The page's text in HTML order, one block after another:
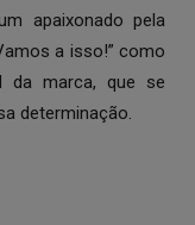
apaixonado pela
a isso!” como
da marca, que se
determinação.